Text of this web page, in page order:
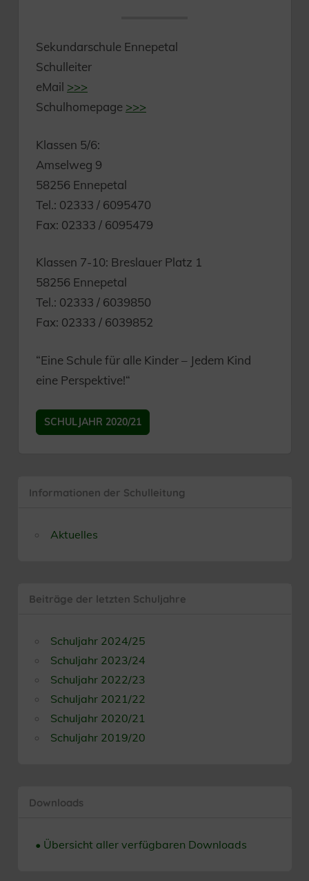
Sekundarschule Ennepetal
Schulleiter
eMail >>>
Schulhomepage >>>
Klassen 5/6:
Amselweg 9
58256 Ennepetal
Tel.: 02333 / 6095470
Fax: 02333 / 6095479
Klassen 7-10: Breslauer Platz 1
58256 Ennepetal
Tel.: 02333 / 6039850
Fax: 02333 / 6039852
“Eine Schule für alle Kinder – Jedem Kind
eine Perspektive!“
SCHULJAHR 2020/21
Informationen der Schulleitung
Aktuelles
Beiträge der letzten Schuljahre
Schuljahr 2024/25
Schuljahr 2023/24
Schuljahr 2022/23
Schuljahr 2021/22
Schuljahr 2020/21
Schuljahr 2019/20
Downloads
• Übersicht aller verfügbaren Downloads